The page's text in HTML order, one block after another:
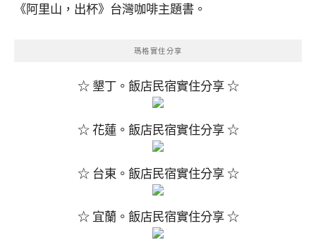
《阿里山，出杯》台灣咖啡主題書。
瑪格實住分享
☆ 墾丁。飯店民宿實住分享 ☆
☆ 花蓮。飯店民宿實住分享 ☆
☆ 台東。飯店民宿實住分享 ☆
☆ 宜蘭。飯店民宿實住分享 ☆